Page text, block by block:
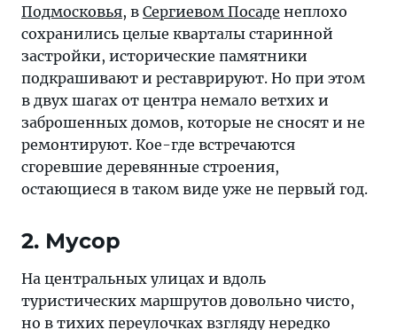
Подмосковья, в Сергиевом Посаде неплохо
сохранились целые кварталы старинной
застройки, исторические памятники
подкрашивают и реставрируют. Но при этом
в двух шагах от центра немало ветхих и
заброшенных домов, которые не сносят и не
ремонтируют. Кое-где встречаются
сгоревшие деревянные строения,
остающиеся в таком виде уже не первый год.
2. Мусор
На центральных улицах и вдоль
туристических маршрутов довольно чисто,
но в тихих переулочках взгляду нередко